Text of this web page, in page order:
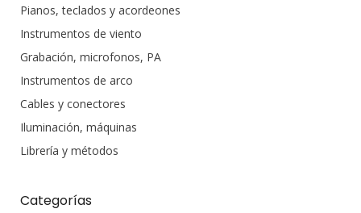
Pianos, teclados y acordeones
Instrumentos de viento
Grabación, microfonos, PA
Instrumentos de arco
Cables y conectores
Iluminación, máquinas
Librería y métodos
Categorías